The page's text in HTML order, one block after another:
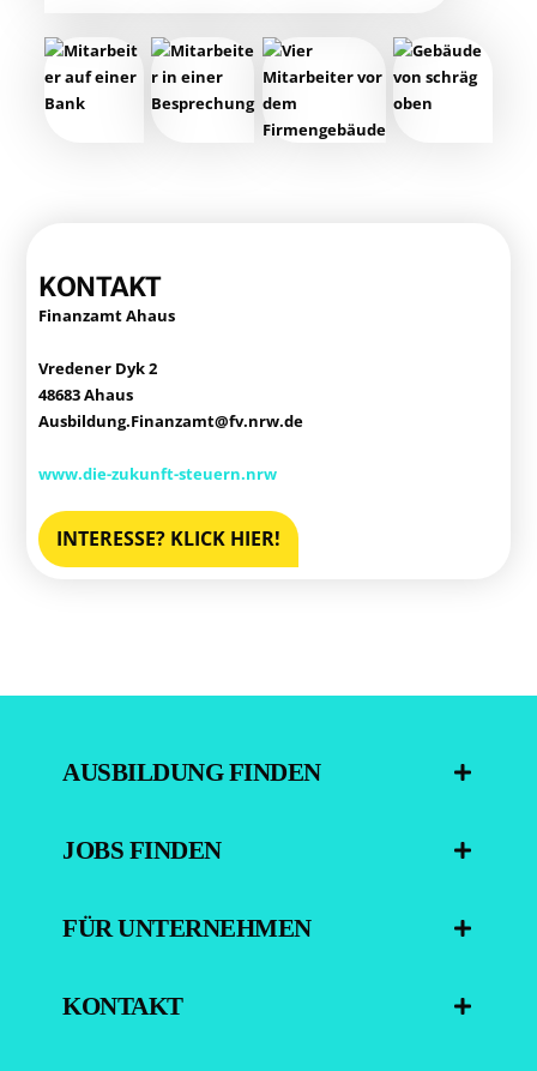
KON­TAKT
Finanz­amt Ahaus
Vre­de­ner Dyk 2
48683 Ahaus
Ausbildung.Finanzamt@fv.nrw.de
www.die-zukunft-steuern.nrw
INTERESSE? KLICK HIER!
AUSBILDUNG FINDEN
JOBS FINDEN
FÜR UNTERNEHMEN
KONTAKT